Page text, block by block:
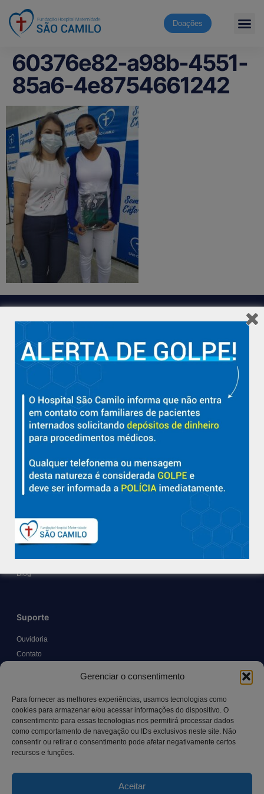
Gerenciar o consentimento
Para fornecer as melhores experiências, usamos tecnologias como
cookies para armazenar e/ou acessar informações do dispositivo. O
consentimento para essas tecnologias nos permitirá processar dados
como comportamento de navegação ou IDs exclusivos neste site. Não
consentir ou retirar o consentimento pode afetar negativamente certos
recursos e funções.
Aceitar
Doações
60376e82-a98b-4551-
85a6-4e8754661242
Hospital São Camilo – há mais de 50 anos cuidando da saúde
com qualidade, acolhimento e compromisso com a vida em
Aracruz e região.
Sobre
Diretorias
Políticas e Normas
Trabalhe Conosco
Blog
Suporte
Ouvidoria
Contato
Canal LGPD e Segurança da Informação
Contato